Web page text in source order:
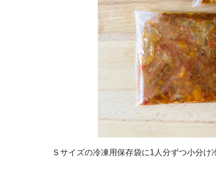
Ｓサイズの冷凍用保存袋に1人分ずつ小分け